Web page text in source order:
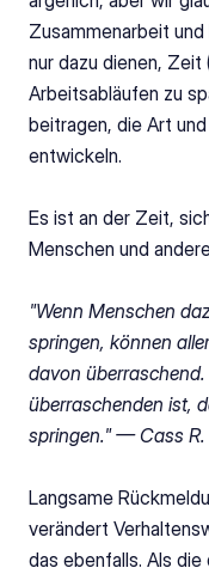
Zusammenarbeit
nur dazu dienen, Zeit
Arbeitsabläufen zu
beitragen, die Art
entwickeln.
Es ist an der Zeit,
Menschen und
"Wenn Menschen
springen, können
davon
überraschenden ist,
springen." — Cass R.
Langsame
verändert
das ebenfalls. Als